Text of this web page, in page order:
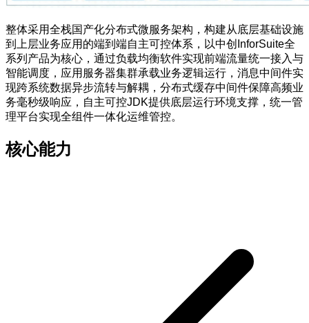
整体采用全栈国产化分布式微服务架构，构建从底层基础设施
到上层业务应用的端到端自主可控体系，以中创InforSuite全
系列产品为核心，通过负载均衡软件实现前端流量统一接入与
智能调度，应用服务器集群承载业务逻辑运行，消息中间件实
现跨系统数据异步流转与解耦，分布式缓存中间件保障高频业
务毫秒级响应，自主可控JDK提供底层运行环境支撑，统一管
理平台实现全组件一体化运维管控。
核心能力